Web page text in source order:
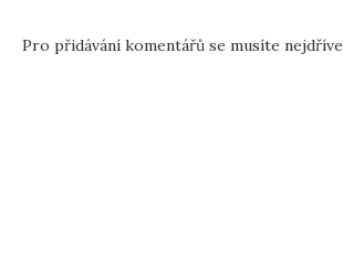
Pro přidávání komentářů se musíte nejdříve